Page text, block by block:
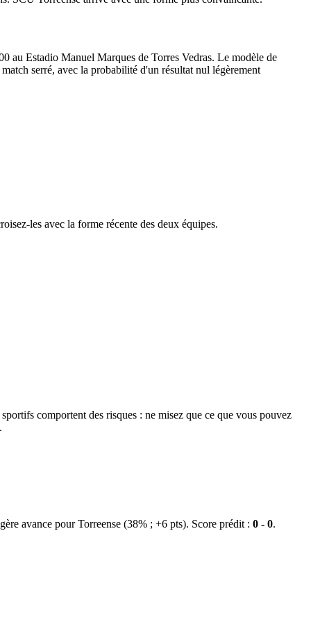
au Estadio Manuel Marques de Torres Vedras. Le modèle de
serré, avec la probabilité d'un résultat nul légèrement
les avec la forme récente des deux équipes.
comportent des risques : ne misez que ce que vous pouvez
.
avance pour Torreense (38% ; +6 pts). Score prédit : 0 - 0.